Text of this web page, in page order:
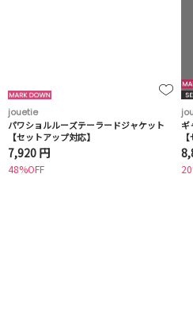
jouetie
パワショルルーズテーラードジャケット
【セットアップ対応】
7,920 円
48%OFF
ギ